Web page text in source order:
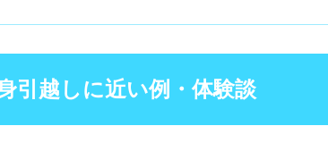
引越しに近い例・体験談